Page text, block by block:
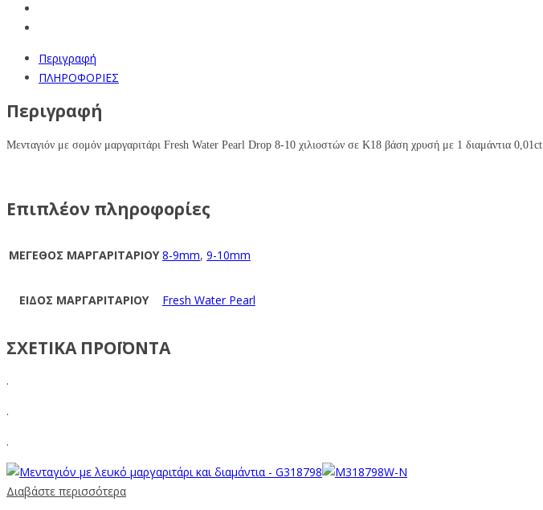
Περιγραφή
ΠΛΗΡΟΦΟΡΙΕΣ
Περιγραφή
Mενταγιόν με σομόν μαργαριτάρι Fresh Water Pearl Drop 8-10 χιλιοστών σε Κ18 βάση χρυσή με 1 διαμάντια 0,01ct.
Επιπλέον πληροφορίες
ΜΕΓΕΘΟΣ ΜΑΡΓΑΡΙΤΑΡΙΟΥ 8-9mm, 9-10mm
ΕΙΔΟΣ ΜΑΡΓΑΡΙΤΑΡΙΟΥ Fresh Water Pearl
ΣΧΕΤΙΚΑ ΠΡΟΪΟΝΤΑ
.
.
.
Διαβάστε περισσότερα